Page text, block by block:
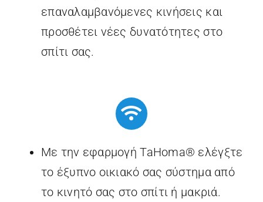
επαναλαμβανόμενες κινήσεις και
προσθέτει νέες δυνατότητες στο
σπίτι σας.
Με την εφαρμογή TaHoma® ελέγξτε
το έξυπνο οικιακό σας σύστημα από
το κινητό σας στο σπίτι ή μακριά.